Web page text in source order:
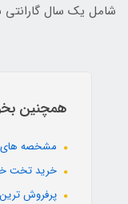
شامل یک سال
همچنین
مشخصه های
خرید تخت
پرفروش ترین